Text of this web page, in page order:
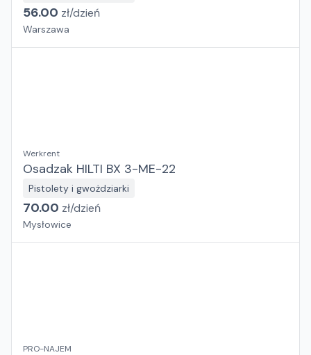
56.00 zł/dzień
Warszawa
Werkrent
Osadzak HILTI BX 3-ME-22
Pistolety i gwożdziarki
70.00 zł/dzień
Mysłowice
PRO-NAJEM